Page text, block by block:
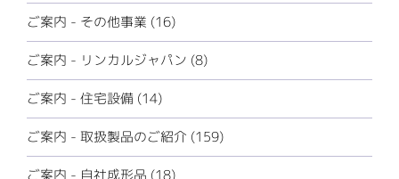
ご案内 - その他事業 (16)
ご案内 - リンカルジャパン (8)
ご案内 - 住宅設備 (14)
ご案内 - 取扱製品のご紹介 (159)
ご案内 - 自社成形品 (18)